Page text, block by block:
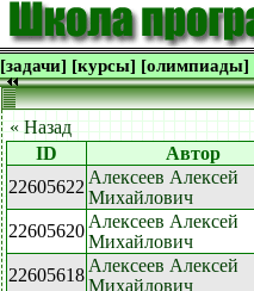
[задачи] [курсы] [олимпиады]
« Назад
ID Автор
22605622 Алексеев Алексей
Михайлович
22605620 Алексеев Алексей
Михайлович
22605618 Алексеев Алексей
Михайлович